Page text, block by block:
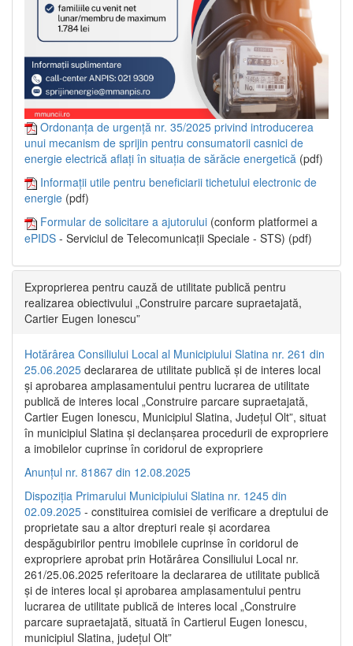
Ordonanța de urgență nr. 35/2025 privind introducerea
unui mecanism de sprijin pentru consumatorii casnici de
energie electrică aflați în situația de sărăcie energetică (pdf)
Informații utile pentru beneficiarii tichetului electronic de
energie (pdf)
Formular de solicitare a ajutorului (conform platformei a
ePIDS - Serviciul de Telecomunicații Speciale - STS) (pdf)
Exproprierea pentru cauză de utilitate publică pentru
realizarea obiectivului „Construire parcare supraetajată,
Cartier Eugen Ionescu”
Hotărârea Consiliului Local al Municipiului Slatina nr. 261 din
25.06.2025 declararea de utilitate publică și de interes local
și aprobarea amplasamentului pentru lucrarea de utilitate
publică de interes local „Construire parcare supraetajată,
Cartier Eugen Ionescu, Municipiul Slatina, Județul Olt”, situat
în municipiul Slatina și declanșarea procedurii de expropriere
a imobilelor cuprinse în coridorul de expropriere
Anunțul nr. 81867 din 12.08.2025
Dispoziția Primarului Municipiului Slatina nr. 1245 din
02.09.2025 - constituirea comisiei de verificare a dreptului de
proprietate sau a altor drepturi reale și acordarea
despăgubirilor pentru imobilele cuprinse în coridorul de
expropriere aprobat prin Hotărârea Consiliului Local nr.
261/25.06.2025 referitoare la declararea de utilitate publică
și de interes local și aprobarea amplasamentului pentru
lucrarea de utilitate publică de interes local „Construire
parcare supraetajată, situată în Cartierul Eugen Ionescu,
municipiul Slatina, județul Olt”